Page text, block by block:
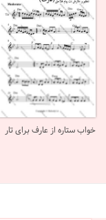
خواب ستاره از عارف برای تار